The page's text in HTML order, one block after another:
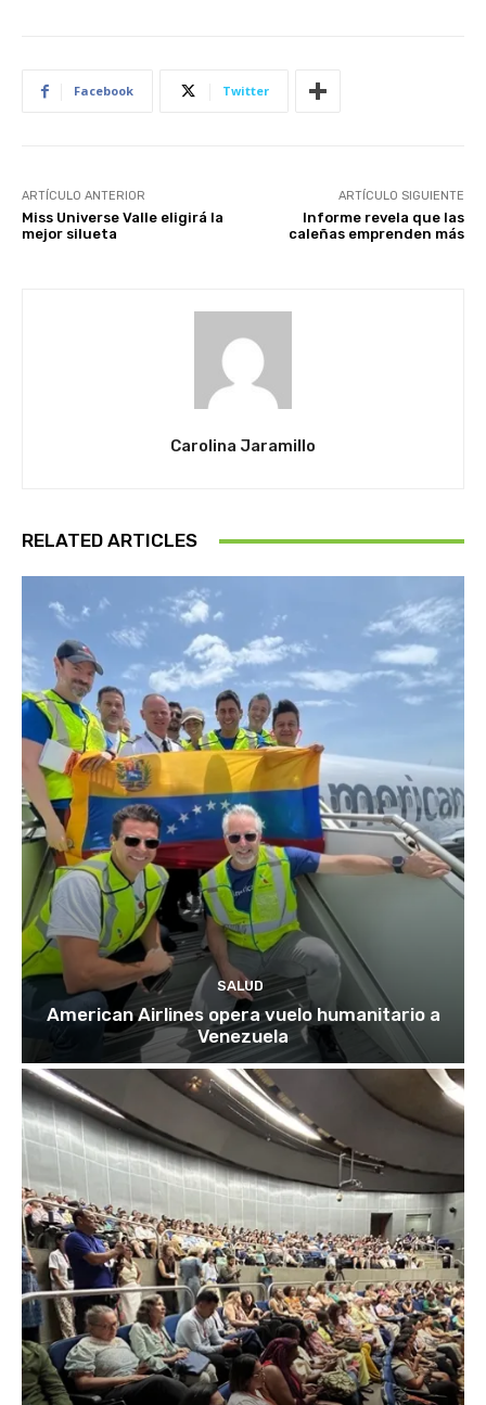
Facebook Twitter
ARTÍCULO ANTERIOR
Miss Universe Valle eligirá la
mejor silueta
ARTÍCULO SIGUIENTE
Informe revela que las
caleñas emprenden más
Carolina Jaramillo
RELATED ARTICLES
SALUD
American Airlines opera vuelo humanitario a
Venezuela